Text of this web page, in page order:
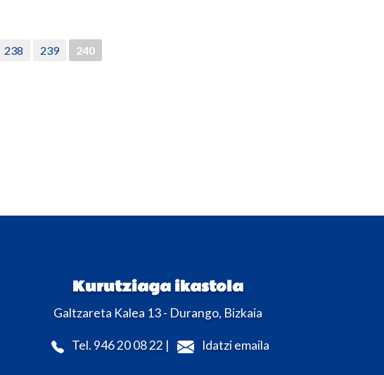
238 239 240
Kurutziaga ikastola
Galtzareta Kalea 13 - Durango, Bizkaia
Tel. 946 20 08 22 | Idatzi emaila